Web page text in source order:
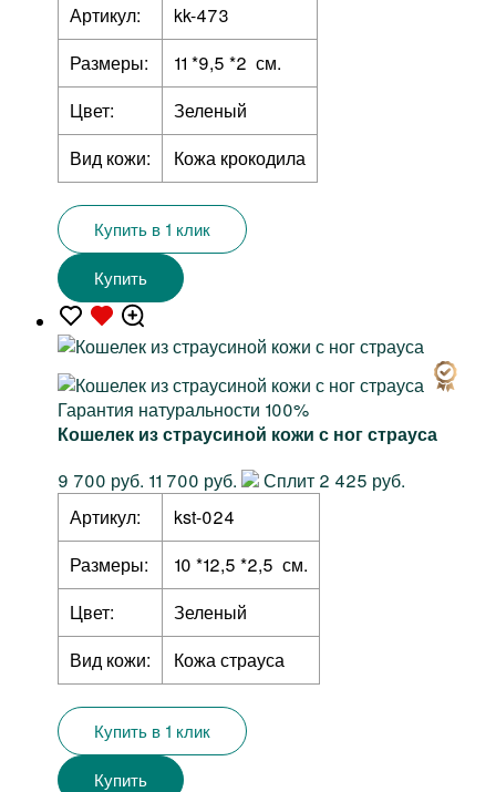
Артикул:
kk-473
Размеры:
11 *9,5 *2 см.
Цвет:
Зеленый
Вид кожи:
Кожа крокодила
Купить в 1 клик
Купить
Гарантия натуральности 100%
Кошелек из страусиной кожи с ног страуса
9 700 руб. 11 700 руб.
Сплит 2 425 руб.
Артикул:
kst-024
Размеры:
10 *12,5 *2,5 см.
Цвет:
Зеленый
Вид кожи:
Кожа страуса
Купить в 1 клик
Купить